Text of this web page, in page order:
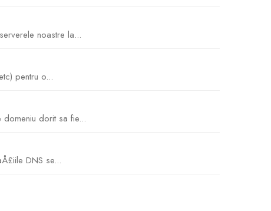
noastre la...
pentru o...
dorit sa fie...
DNS se...